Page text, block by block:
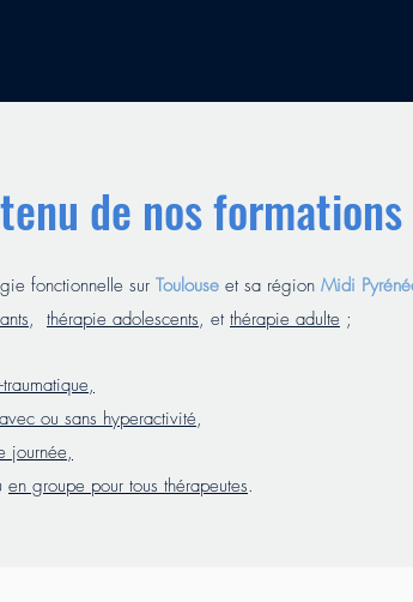
de nos formations
fonctionnelle sur Toulouse et sa région Midi
, thérapie adolescents, et thérapie adulte ;
ou sans hyperactivité,
journée,
en groupe pour tous thérapeutes.